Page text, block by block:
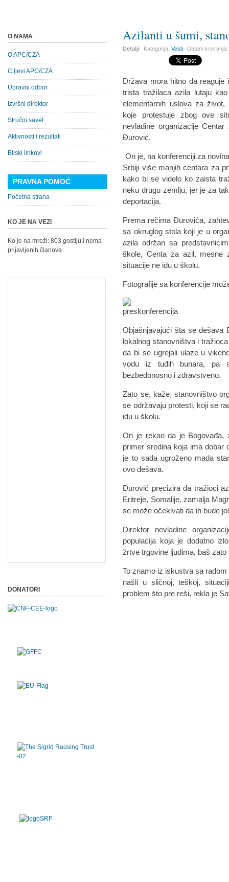
Azilanti u šumi,
Detalji Kategorija:Vesti Datum kreiranja
Država mora hitno da reaguje
trista tražilaca azila lutaju
elementarnih uslova za
koje protestuje zbog ove
nevladine organizacije
Đurović.
On je, na konferenciji za
Srbiji više manjih centara za
kako bi se videlo ko zaista
neku drugu zemlju, jer je za
deportacija.
Prema rečima Đurovića,
sa okruglog stola koji je u
azila održan sa
škole, Centa za azil, mesne
situacije ne idu u školu.
Fotografije sa konferencije
Objašnjavajući šta se dešava
lokalnog stanovništva i
da bi se ugrejali ulaze u
vodu iz tuđih bunara, pa
bezbedonosno i zdravstveno.
Zato se, kaže, stanovništvo
se održavaju protesti, koji se
idu u školu.
On je rekao da je Bogovađa,
primer sredina koja ima dobar
je to sada ugroženo mada
ovo dešava.
Đurović precizira da tražioci
Eritreje, Somalije, zamalja
se može očekivati da ih bude
Direktor nevladine
populacija koja je dodatno
žrtve trgovine ljudima, baš
To znamo iz iskustva sa
našli u sličnoj, teškoj,
problem što pre reši, rekla je
O NAMA
O APC/CZA
Ciljevi APC/CZA
Upravni odbor
Izvršni direktor
Stručni savet
Aktivnosti i rezultati
Bliski linkovi
PRAVNA POMOĆ
Početna strana
KO JE NA VEZI
Ko je na mreži: 803 gostiju i nema
prijavljenih članova
DONATORI